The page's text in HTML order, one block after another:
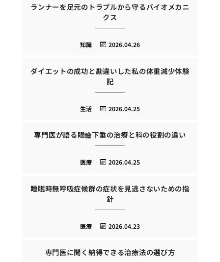
ランナーを足元のトラブルから守るバイオメカニ
クス
2026.04.26
知識
ダイエットの成功と勘違いした私の体重減少体験
記
2026.04.25
生活
専門医が語る眼瞼下垂の治療と科の役割の違い
2026.04.25
医療
睡眠時無呼吸症候群の症状を見逃さないための指
針
2026.04.23
医療
専門医に聞く納得できる治療法の選び方